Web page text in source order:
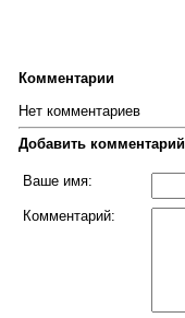
Комментарии
Нет комментариев
Добавить комментарий
Ваше имя:
Комментарий: